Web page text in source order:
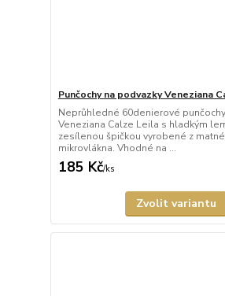
Punčochy na podvazky Veneziana
Neprůhledné 60denierové
Veneziana Calze Leila s hladkým
zesílenou špičkou vyrobené z
mikrovlákna. Vhodné na ...
185 Kč/ks
Zvolit variantu